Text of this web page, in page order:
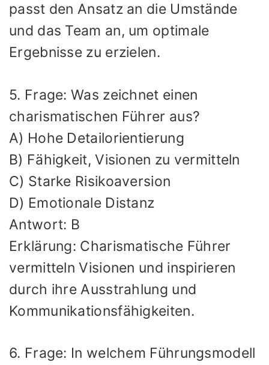
passt den Ansatz an die Umstände
und das Team an, um optimale
Ergebnisse zu erzielen.
5. Frage: Was zeichnet einen
charismatischen Führer aus?
A) Hohe Detailorientierung
B) Fähigkeit, Visionen zu vermitteln
C) Starke Risikoaversion
D) Emotionale Distanz
Antwort: B
Erklärung: Charismatische Führer
vermitteln Visionen und inspirieren
durch ihre Ausstrahlung und
Kommunikationsfähigkeiten.
6. Frage: In welchem Führungsmodell